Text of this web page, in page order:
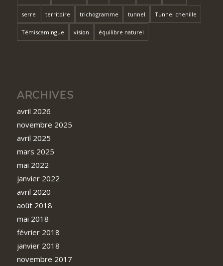
serre territoire trichogramme tunnel Tunnel chenille
Témiscamingue vision équilibre naturel
ARCHIVES
avril 2026
novembre 2025
avril 2025
mars 2025
mai 2022
janvier 2022
avril 2020
août 2018
mai 2018
février 2018
janvier 2018
novembre 2017